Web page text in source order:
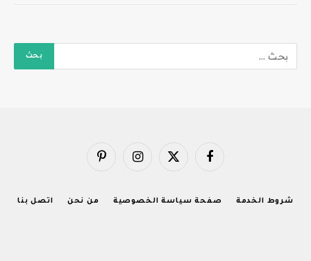
فيسبوك X
الانستغرامبينتيريست
شروط الخدمة صفحة سياسة الخصوصية من نحن اتصل بنا